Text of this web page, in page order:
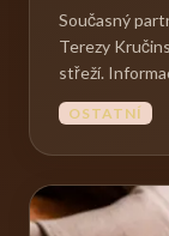
Současný
Terezy
střeží.
OSTATNÍ